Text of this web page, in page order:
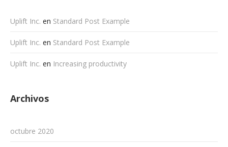
Uplift Inc. en Standard Post Example
Uplift Inc. en Standard Post Example
Uplift Inc. en Increasing productivity
Archivos
octubre 2020